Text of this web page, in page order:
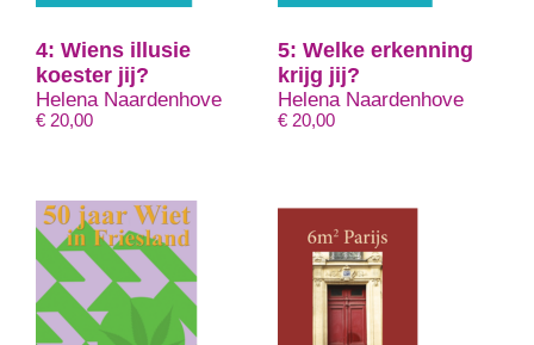
4: Wiens illusie
koester jij?
Helena Naardenhove
€ 20,00
5: Welke erkenning
krijg jij?
Helena Naardenhove
€ 20,00